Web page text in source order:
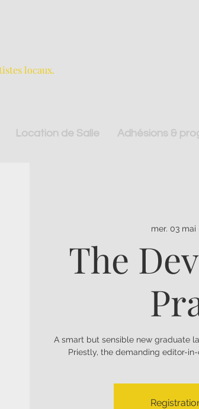
locaux.
Location de Salle Adhésions &
mer. 03 mai
The
A smart but sensible new graduate
Priestly, the demanding editor-